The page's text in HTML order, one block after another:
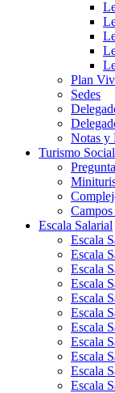
Plan
Sedes
Notas y
Turismo Social
Escala Salarial
Escala
Escala
Escala
Escala
Escala
Escala
Escala
Escala
Escala
Escala
Escala